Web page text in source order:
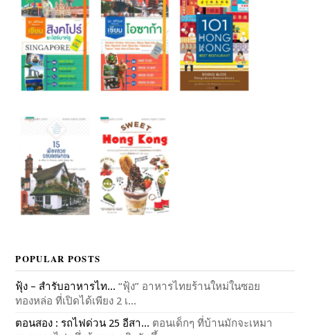
POPULAR POSTS
ฟุ้ง – สำรับอาหารไท... “ฟุ้ง” อาหารไทยร้านใหม่ในซอย
ทองหล่อ ที่เปิดได้เพียง 2 เ...
ตอนสอง : รถไฟด่วน 25 อีสา... ตอนเด็กๆ ที่บ้านมักจะเหมา